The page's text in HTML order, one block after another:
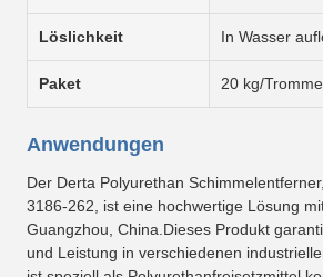
Löslichkeit In Wasser
Paket 20 kg/
Anwendungen
Der Derta Polyurethan
3186-262, ist eine hochwertige Lösung
Guangzhou, China.Dieses Produkt
und Leistung in verschiedenen